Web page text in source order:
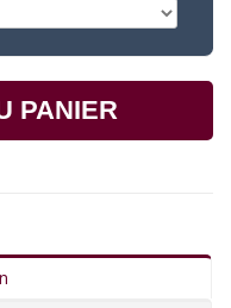
PANIER